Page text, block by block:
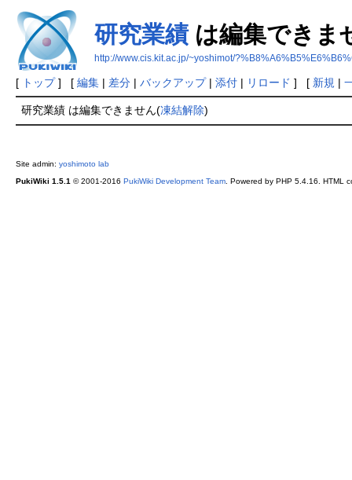
研究業績は編集できま
http://www.cis.kit.ac.jp/~yoshimot/
[ トップ] [ 編集| 差分| バックアップ| 添付| リロード ] [ 新規 |
研究業績 は編集できません(凍結解除)
Site admin: yoshimoto lab
PukiWiki 1.5.1 © 2001-2016 PukiWiki Development Team. Powered by PHP 5.4.16. HTML